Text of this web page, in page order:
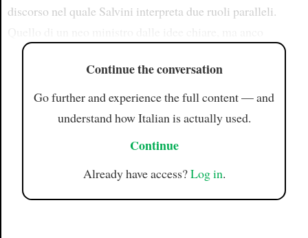
discorso nel quale Salvini interpreta due ruoli paralleli.
Continue the conversation
Go further and experience the full content — and
understand how Italian is actually used.
Continue
Already have access?Log in.